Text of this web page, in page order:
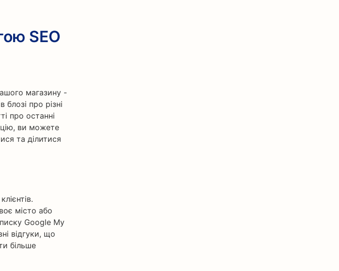
SEO
магазину -
про різні
про останні
ви можете
та ділитися
місто або
Google My
відгуки, що
більше